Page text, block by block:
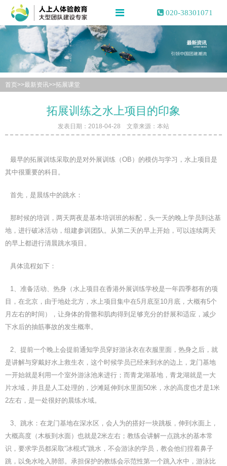
020-38301071
首页>>最新资讯>>拓展课堂
拓展训练之水上项目的印象
发表日期：2018-04-28 文章来源：本站
最早的拓展训练采取的是对外展训练（OB）的模仿与学习，水上项目是
其中很重要的科目。
首先，是晨练中的跳水：
那时候的培训，两天两夜是基本培训班的标配，头一天的晚上学员到达基
地，进行破冰活动，组建参训团队。从第二天的早上开始，可以连续两天
的早上都进行清晨跳水项目。
具体流程如下：
1、准备活动、热身（水上项目在香港外展训练学校是一年四季都有的项
目，在北京，由于地处北方，水上项目集中在5月底至10月底，大概有5个
月左右的时间），让身体的骨骼和肌肉得到足够充分的舒展和适应，减少
下水后的抽筋事故的发生概率。
2、提前一个晚上会提前通知学员穿好游泳衣在衣服里面，热身之后，就
是讲解与穿戴好水上救生衣，这个时候学员已经来到水的边上，龙门基地
一开始就是利用一个室外游泳池来进行；而青龙湖基地，青龙湖就是一大
片水域，并且是人工处理的，沙滩延伸到水里面50米，水的高度也才是1米
2左右，是一处很好的晨练水域。
3、跳水：在龙门基地在深水区，会人为的搭好一块跳板，伸到水面上，
大概高度（木板到水面）也就是2米左右；教练会讲解一点跳水的基本常
识，要求学员都采取“冰棍式”跳水，不会游泳的学员，教会他们捏着鼻子
跳，以免水呛入肺部。承担保护的教练会示范性第一个跳入水中，游泳比